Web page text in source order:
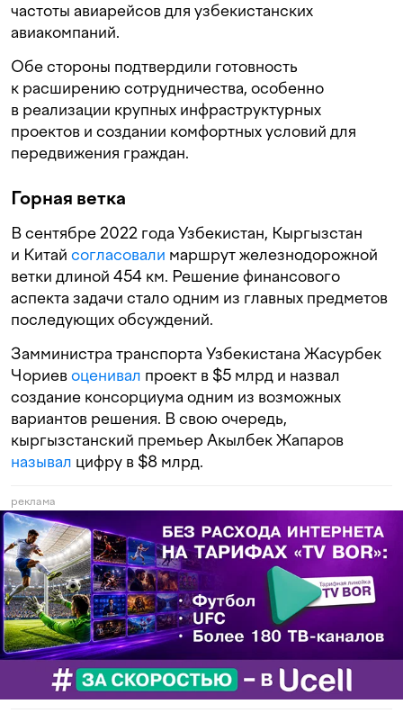
частоты авиарейсов для узбекистанских
авиакомпаний.
Обе стороны подтвердили готовность
к расширению сотрудничества, особенно
в реализации крупных инфраструктурных
проектов и создании комфортных условий для
передвижения граждан.
Горная ветка
В сентябре 2022 года Узбекистан, Кыргызстан
и Китай согласовали маршрут железнодорожной
ветки длиной 454 км. Решение финансового
аспекта задачи стало одним из главных предметов
последующих обсуждений.
Замминистра транспорта Узбекистана Жасурбек
Чориевоценивал проект в $5 млрд и назвал
создание консорциума одним из возможных
вариантов решения. В свою очередь,
кыргызстанский премьер Акылбек Жапаров
называл цифру в $8 млрд.
реклама